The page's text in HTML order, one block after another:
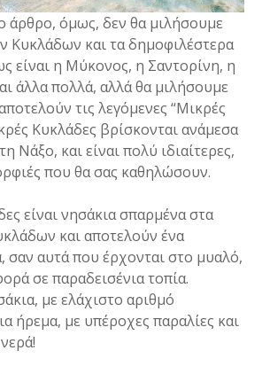
άρθρο, όμως, δεν θα μιλήσουμε
Κυκλάδων και τα δημοφιλέστερα
είναι η Μύκονος, η Σαντορίνη, η
άλλα πολλά, αλλά θα μιλήσουμε
τις λεγόμενες “Μικρές
Κυκλάδες βρίσκονται ανάμεσα
Νάξο, και είναι πολύ ιδιαίτερες,
που θα σας καθηλώσουν.
είναι νησάκια σπαρμένα στα
και αποτελούν ένα
σαν αυτά που έρχονται στο μυαλό,
σε παραδεισένια τοπία.
με ελάχιστο αριθμό
ήρεμα, με υπέροχες παραλίες και